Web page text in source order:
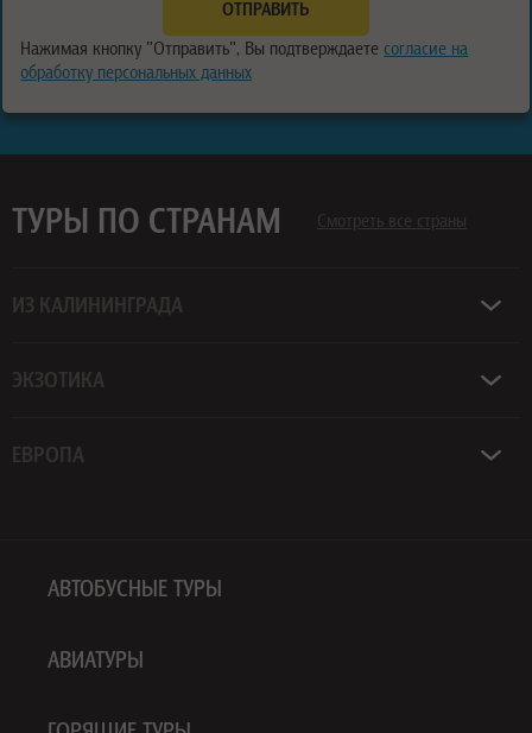
Нажимая кнопку "Отправить", Вы подтверждаете согласие на
обработку персональных данных
ТУРЫ ПО СТРАНАМ Смотреть все страны
ИЗ КАЛИНИНГРАДА
ЭКЗОТИКА
ЕВРОПА
АВТОБУСНЫЕ ТУРЫ
АВИАТУРЫ